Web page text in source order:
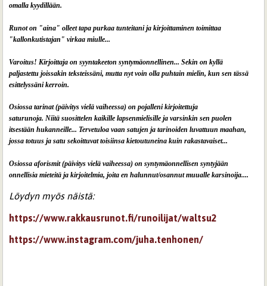
omalla kyydillään.
Runot on "aina" olleet tapa purkaa tunteitani ja kirjoittaminen toimittaa
"kallonkutistajan" virkaa miulle...
Varoitus! Kirjoittaja on syyntakeeton syntymäonnellinen... Sekin on kyllä
paljastettu joissakin teksteissäni, mutta nyt voin olla puhtain mielin, kun sen tässä
esittelyssäni kerroin.
Osiossa tarinat (päivitys vielä vaiheessa) on pojalleni kirjoitettuja
saturunoja. Niitä suosittelen kaikille lapsenmielisille ja varsinkin sen puolen
itsestään hukanneille... Tervetuloa vaan satujen ja tarinoiden luvattuun maahan,
jossa totuus ja satu sekoittuvat toisiinsa kietoutuneina kuin rakastavaiset...
Osiossa aforismit (päivitys vielä vaiheessa) on syntymäonnellisen syntyjään
onnellisia mieteitä ja kirjoitelmia, joita en halunnut/osannut muualle karsinoija....
Löydyn myös näistä:
https://www.rakkausrunot.fi/runoilijat/waltsu2
https://www.instagram.com/juha.tenhonen/